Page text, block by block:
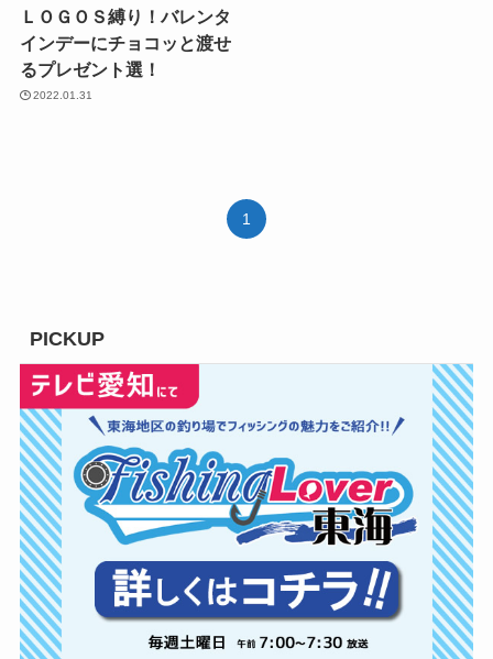
ＬＯＧＯＳ縛り！バレンタ
インデーにチョコッと渡せ
るプレゼント選！
2022.01.31
1
PICKUP